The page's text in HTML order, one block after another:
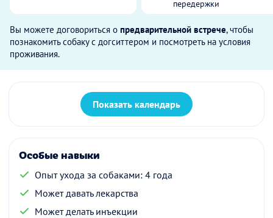
передержки
Вы можете договориться о предварительной встрече, чтобы
познакомить собаку с догситтером и посмотреть на условия
проживания.
Показать календарь
Особые навыки
Опыт ухода за собаками: 4 года
Может давать лекарства
Может делать инъекции